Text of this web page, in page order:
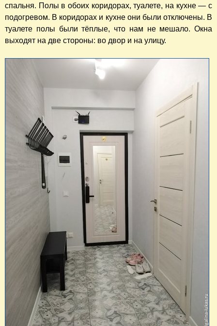
спальня. Полы в обоих коридорах, туалете, на кухне — с
подогревом. В коридорах и кухне они были отключены. В
туалете полы были тёплые, что нам не мешало. Окна
выходят на две стороны: во двор и на улицу.